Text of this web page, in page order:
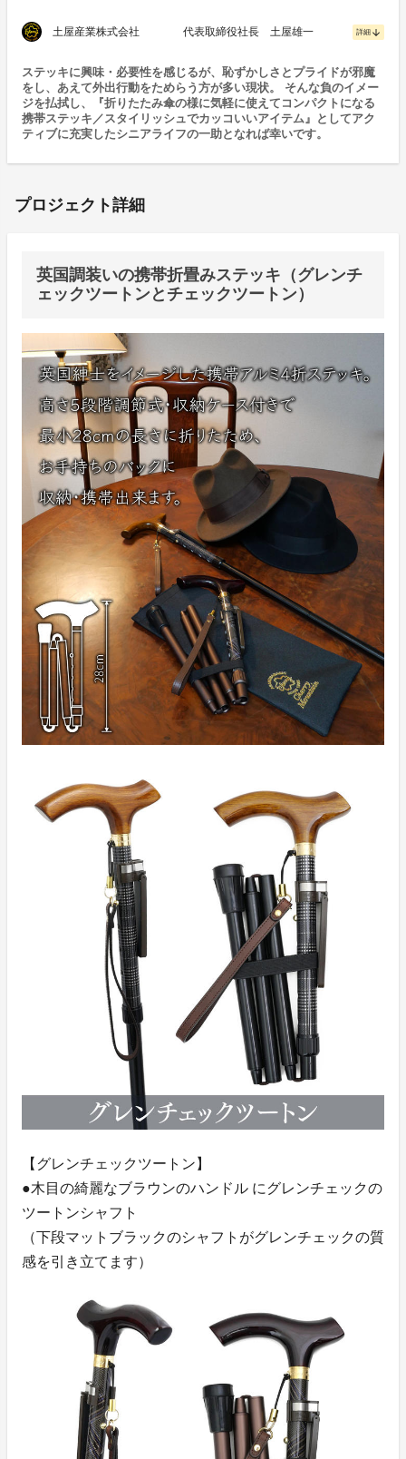
土屋産業株式会社 代表取締役社長 土屋雄一 詳細 arrow_downward
ステッキに興味・必要性を感じるが、恥ずかしさとプライドが邪魔
をし、あえて外出行動をためらう方が多い現状。 そんな負のイメー
ジを払拭し、『折りたたみ傘の様に気軽に使えてコンパクトになる
携帯ステッキ／スタイリッシュでカッコいいアイテム』としてアク
ティブに充実したシニアライフの一助となれば幸いです。
プロジェクト詳細
英国調装いの携帯折畳みステッキ（グレンチ
ェックツートンとチェックツートン）
【グレンチェックツートン】
●木目の綺麗なブラウンのハンドル にグレンチェックの
ツートンシャフト
（下段マットブラックのシャフトがグレンチェックの質
感を引き立てます）